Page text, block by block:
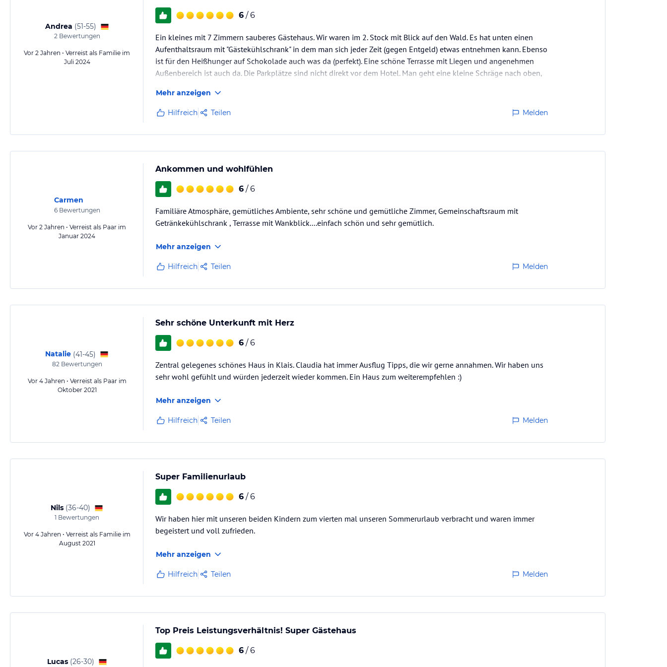
Andrea (51-55)
2Bewertungen
Vor 2 Jahren • Verreist als Familie im
Juli 2024
6 / 6
Ein kleines mit 7 Zimmern sauberes Gästehaus. Wir waren im 2. Stock mit Blick auf den Wald. Es hat unten einen
Aufenthaltsraum mit "Gästekühlschrank" in dem man sich jeder Zeit (gegen Entgeld) etwas entnehmen kann. Ebenso
ist für den Heißhunger auf Schokolade auch was da (perfekt). Eine schöne Terrasse mit Liegen und angenehmen
Außenbereich ist auch da. Die Parkplätze sind nicht direkt vor dem Hotel. Man geht eine kleine Schräge nach oben,
Mehr anzeigen
Hilfreich Teilen Melden
Carmen
6Bewertungen
Vor 2 Jahren • Verreist als Paar im
Januar 2024
Ankommen und wohlfühlen
6 / 6
Familiäre Atmosphäre, gemütliches Ambiente, sehr schöne und gemütliche Zimmer, Gemeinschaftsraum mit
Getränkekühlschrank , Terrasse mit Wankblick....einfach schön und sehr gemütlich.
Mehr anzeigen
Hilfreich Teilen Melden
Natalie (41-45)
82Bewertungen
Vor 4 Jahren • Verreist als Paar im
Oktober 2021
Sehr schöne Unterkunft mit Herz
6 / 6
Zentral gelegenes schönes Haus in Klais. Claudia hat immer Ausflug Tipps, die wir gerne annahmen. Wir haben uns
sehr wohl gefühlt und würden jederzeit wieder kommen. Ein Haus zum weiterempfehlen :)
Mehr anzeigen
Hilfreich Teilen Melden
Nils (36-40)
1 Bewertungen
Vor 4 Jahren • Verreist als Familie im
August 2021
Super Familienurlaub
6 / 6
Wir haben hier mit unseren beiden Kindern zum vierten mal unseren Sommerurlaub verbracht und waren immer
begeistert und voll zufrieden.
Mehr anzeigen
Hilfreich Teilen Melden
Lucas (26-30)
Top Preis Leistungsverhältnis! Super Gästehaus
6 / 6